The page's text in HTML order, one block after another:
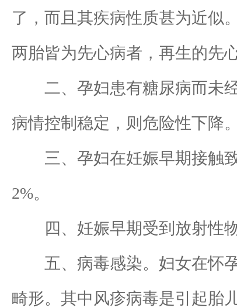
了，而且其疾病性质甚为近似
两胎皆为先心病者，再生的先
二、孕妇患有糖尿病而未经
病情控制稳定，则危险性下降。
三、孕妇在妊娠早期接触致
2%。
四、妊娠早期受到放射性物
五、病毒感染。妇女在怀孕
畸形。其中风疹病毒是引起胎